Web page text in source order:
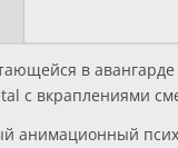
в
с вкраплениями
анимационный